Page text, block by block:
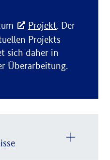
Projekt. Der
Projekts
sich daher in
Überarbeitung.